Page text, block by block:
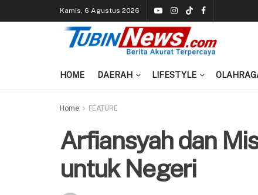
Kamis, 6 Agustus 2026
HOME DAERAH LIFESTYLE
Home FEATURE
Arfiansyah dan
untuk Negeri